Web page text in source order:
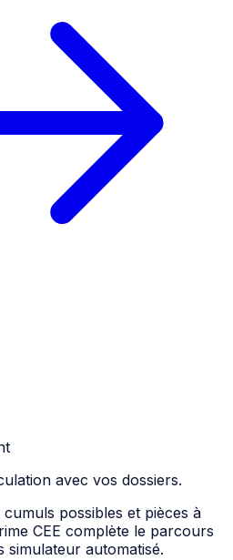
avec vos dossiers.
possibles et pièces à
CEE complète le parcours
automatisé.